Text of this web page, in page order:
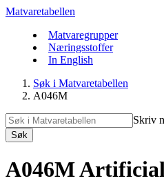
Matvaretabellen
Matvaregrupper
Næringsstoffer
In English
Søk i Matvaretabellen
A046M
Skriv
Søk
A046M Artificial